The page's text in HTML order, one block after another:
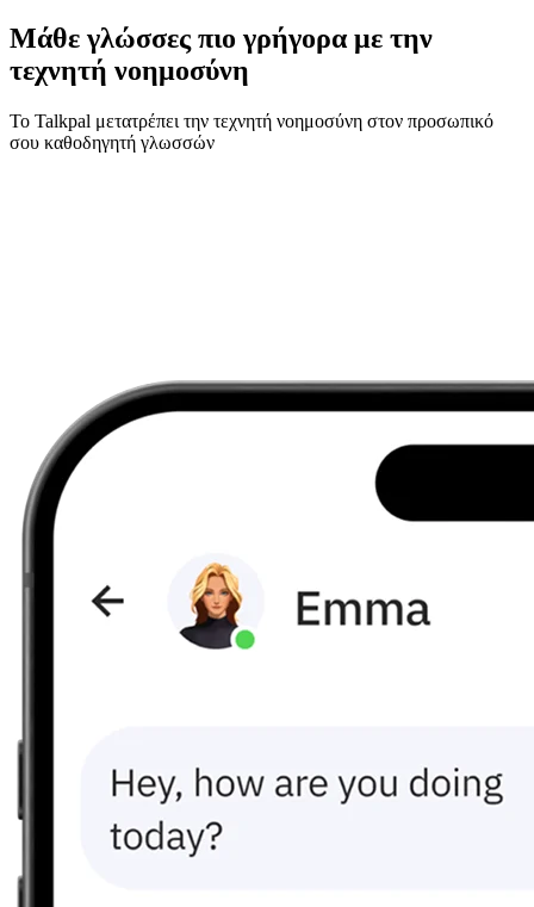
Μάθε γλώσσες πιο γρήγορα με την
τεχνητή νοημοσύνη
Το Talkpal μετατρέπει την τεχνητή νοημοσύνη στον προσωπικό
σου καθοδηγητή γλωσσών